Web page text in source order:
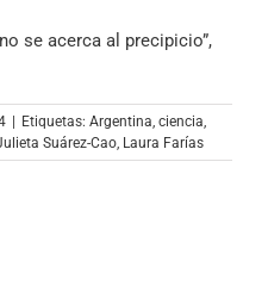
se acerca al precipicio”,
| Etiquetas: Argentina ciencia
Suárez-Cao Laura Farías